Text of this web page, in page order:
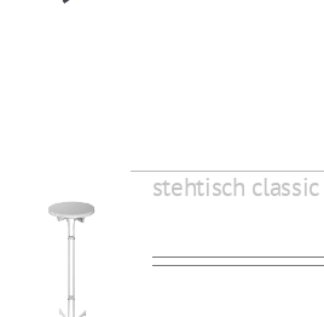
stehtisch classic